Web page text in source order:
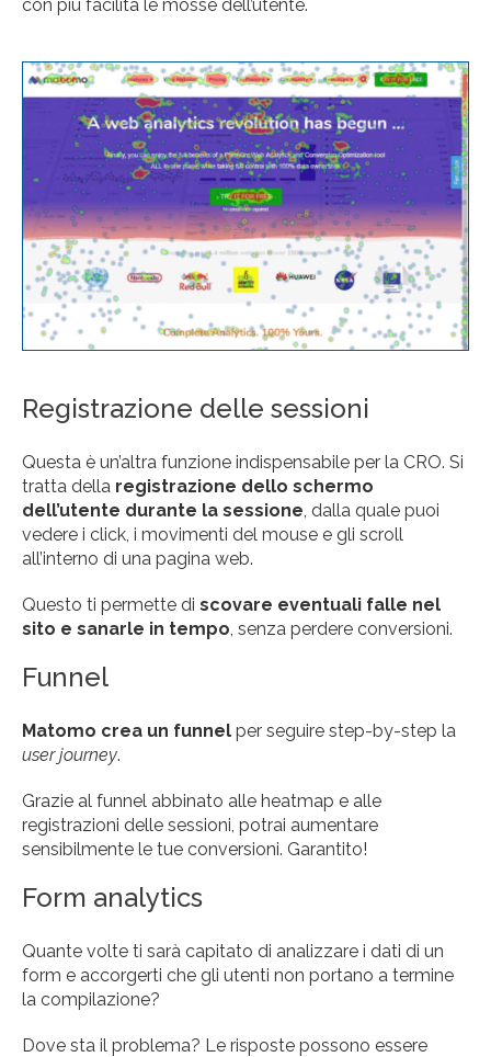
con più facilità le mosse dell’utente.
Registrazione delle sessioni
Questa è un’altra funzione indispensabile per la CRO. Si
tratta della registrazione dello schermo
dell’utente durante la sessione, dalla quale puoi
vedere i click, i movimenti del mouse e gli scroll
all’interno di una pagina web.
Questo ti permette di scovare eventuali falle nel
sito e sanarle in tempo, senza perdere conversioni.
Funnel
Matomo crea un funnel per seguire step-by-step la
user journey.
Grazie al funnel abbinato alle heatmap e alle
registrazioni delle sessioni, potrai aumentare
sensibilmente le tue conversioni. Garantito!
Form analytics
Quante volte ti sarà capitato di analizzare i dati di un
form e accorgerti che gli utenti non portano a termine
la compilazione?
Dove sta il problema? Le risposte possono essere